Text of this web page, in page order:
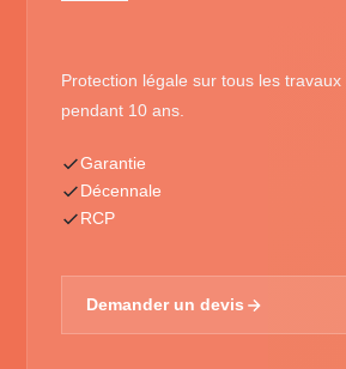
Protection légale sur tous les travaux
pendant 10 ans.
Garantie
Décennale
RCP
Demander un devis